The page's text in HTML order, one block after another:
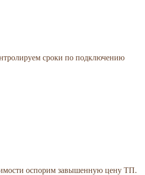
сроки по подключению
оспорим завышенную цену ТП.